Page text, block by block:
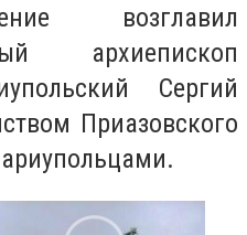
возглавил
архиепископ
Сергий
Приазовского